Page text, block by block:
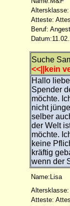
Altersklasse:
Atteste:
Beruf:
Suche
<<||kein
Hallo
Spender
möchte.
nicht
selber
der Welt
möchte.
keine
kräftig
wenn der
Name:Lisa
Altersklasse:
Atteste: